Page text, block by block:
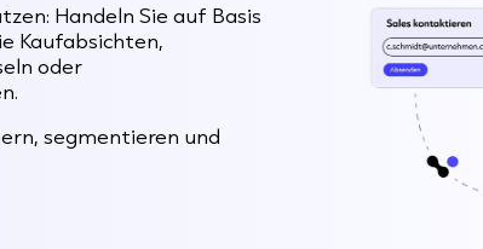
Handeln Sie auf Basis
Kaufabsichten,
oder
segmentieren und